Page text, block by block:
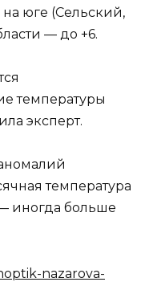
на юге (Сельский,
— до +6.
температуры
эксперт.
температура
иногда больше
nazarova-